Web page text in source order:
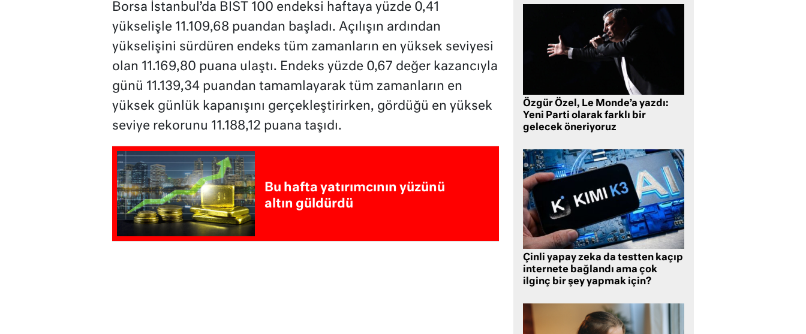
Borsa İstanbul’da BIST 100 endeksi haftaya yüzde 0,41
yükselişle 11.109,68 puandan başladı. Açılışın ardından
yükselişini sürdüren endeks tüm zamanların en yüksek seviyesi
olan 11.169,80 puana ulaştı. Endeks yüzde 0,67 değer kazancıyla
günü 11.139,34 puandan tamamlayarak tüm zamanların en
yüksek günlük kapanışını gerçekleştirirken, gördüğü en yüksek
seviye rekorunu 11.188,12 puana taşıdı.
Bu hafta yatırımcının yüzünü
altın güldürdü
Özgür Özel, Le Monde’a yazdı:
Yeni Parti olarak farklı bir
gelecek öneriyoruz
Çinli yapay zeka da testten kaçıp
internete bağlandı ama çok
ilginç bir şey yapmak için?